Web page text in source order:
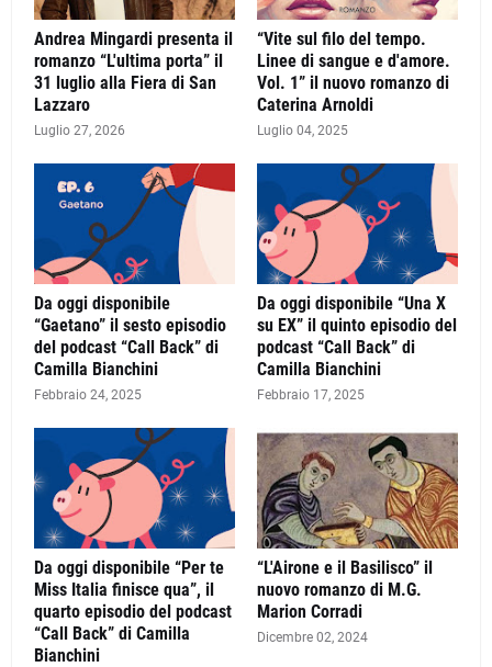
Andrea Mingardi presenta il
romanzo “L'ultima porta” il
31 luglio alla Fiera di San
Lazzaro
Luglio 27, 2026
“Vite sul filo del tempo.
Linee di sangue e d'amore.
Vol. 1” il nuovo romanzo di
Caterina Arnoldi
Luglio 04, 2025
Da oggi disponibile
“Gaetano” il sesto episodio
del podcast “Call Back” di
Camilla Bianchini
Febbraio 24, 2025
Da oggi disponibile “Una X
su EX” il quinto episodio del
podcast “Call Back” di
Camilla Bianchini
Febbraio 17, 2025
Da oggi disponibile “Per te
Miss Italia finisce qua”, il
quarto episodio del podcast
“Call Back” di Camilla
Bianchini
“L'Airone e il Basilisco” il
nuovo romanzo di M.G.
Marion Corradi
Dicembre 02, 2024